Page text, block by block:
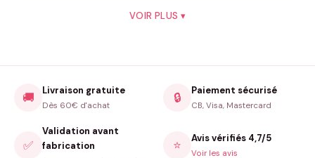
Flocage et estampage en France
commande — zéro gaspillage, chaque pièce est fabriquée
spécialement pour vous.
Tarifs personnalisation
Le forfait personnalisation varie de 3 à 10€ par pièce selon la
VOIR PLUS ▾
🚚 Livraison gratuite
Dès 60€ d'achat
🔒 Paiement sécurisé
CB, Visa, Mastercard
✅
Validation avant
fabrication
⭐ Avis vérifiés 4,7/5
Voir les avis